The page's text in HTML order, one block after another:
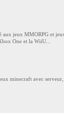
jeux MMORPG et
One et la WiiU...
minecraft avec